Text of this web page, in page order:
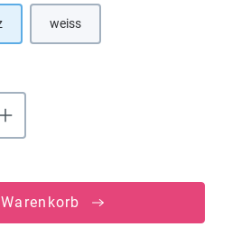
nicht verfügbar.)
weiss(Diese Option ist zurzeit nicht